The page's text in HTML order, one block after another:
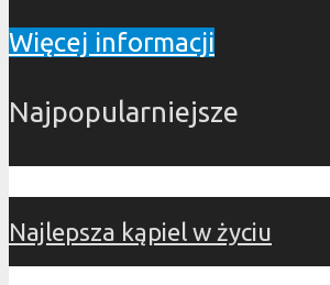
Więcej informacji
Najpopularniejsze
Najlepsza kąpiel w życiu